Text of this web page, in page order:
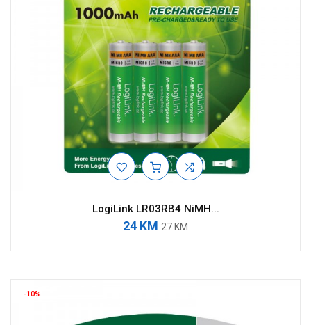
LogiLink LR03RB4 NiMH...
24 KM 27 KM
-10%